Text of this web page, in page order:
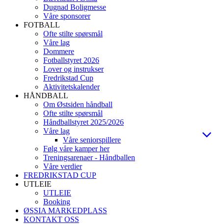
Dugnad Boligmesse
Våre sponsorer
FOTBALL
Ofte stilte spørsmål
Våre lag
Dommere
Fotballstyret 2026
Lover og instrukser
Fredrikstad Cup
Aktivitetskalender
HÅNDBALL
Om Østsiden håndball
Ofte stilte spørsmål
Håndballstyret 2025/2026
Våre lag
Våre seniorspillere
Følg våre kamper her
Treningsarenaer - Håndballen
Våre verdier
FREDRIKSTAD CUP
UTLEIE
UTLEIE
Booking
ØSSIA MARKEDPLASS
KONTAKT OSS